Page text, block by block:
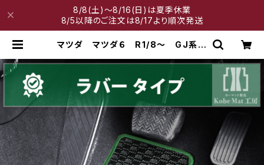
8/8(土)～8/16(日)は夏季休業
8/5以降のご注文は8/17より順次発送
マツダ マツダ６ R1/8〜 GJ系
水 ラバータイプ | 神戸マット工房